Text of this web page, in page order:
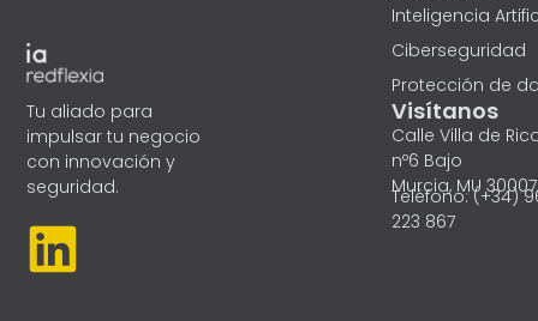
Tu aliado para
impulsar tu negocio
con innovación y
seguridad.
L
i
Inteligencia
Ciberseguridad
Protección de
Visítanos
Calle Villa de
nº6 Bajo
Murcia, MU 30007
Teléfono: (+34)
223 867